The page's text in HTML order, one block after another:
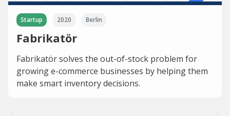
Startup 2020 Berlin
Fabrikatör
Fabrikatör solves the out-of-stock problem for
growing e-commerce businesses by helping them
make smart inventory decisions.